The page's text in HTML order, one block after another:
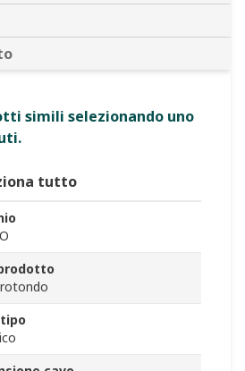
simili selezionando uno
tutto